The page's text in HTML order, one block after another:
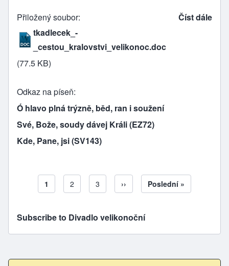
Číst dále
Přiložený soubor
tkadlecek_-
_cestou_kralovstvi_velikonoc.doc
(77.5 KB)
Odkaz na píseň
Ó hlavo plná trýzně, běd, ran i soužení
Své, Bože, soudy dávej Králi (EZ72)
Kde, Pane, jsi (SV143)
Pagination
Aktuální stránka
1 Page
2 Page
3 Následující stránka
›› Poslední stránka
Poslední »
Subscribe to Divadlo velikonoční